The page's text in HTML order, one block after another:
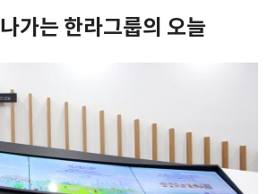
가는 한라그룹의 오늘